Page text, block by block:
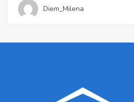
Diem_Milena